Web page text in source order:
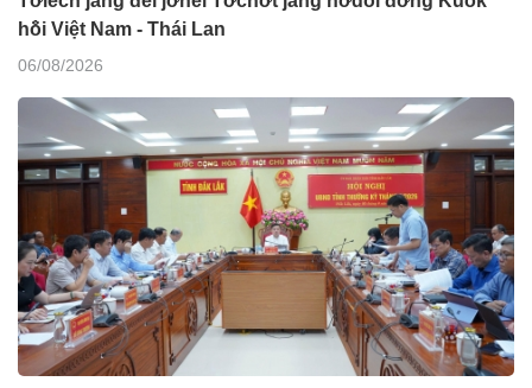
hô̆i Việt Nam - Thái Lan
06/08/2026